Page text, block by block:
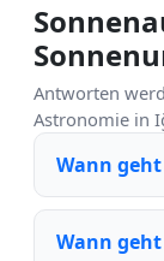
Antworten
Astronomie in
Wann
Wann